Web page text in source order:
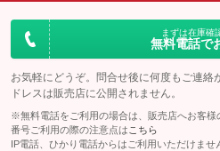
まずは在庫確
無料電話で
お気軽にどうぞ。問合せ後に何度もご連絡
ドレスは販売店に公開されません。
※無料電話をご利用の場合は、販売店へお客
番号ご利用の際の注意点は こちら
IP電話、ひかり電話からはご利用いただけませ